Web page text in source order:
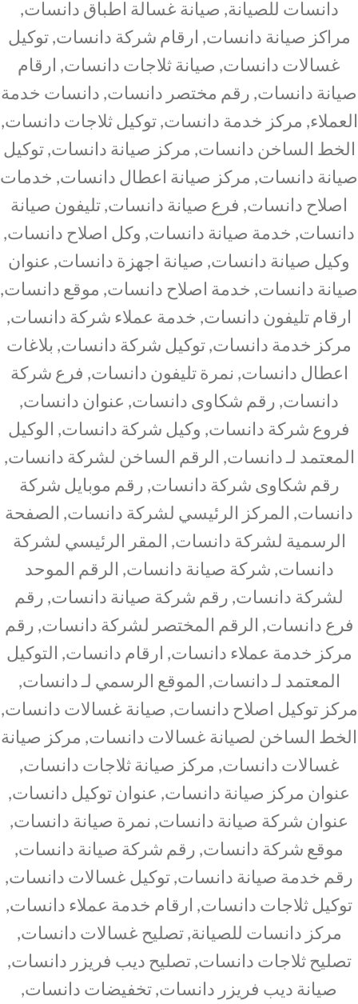
دانسات للصيانة, صيانة غسالة اطباق دانسات,
مراكز صيانة دانسات, ارقام شركة دانسات, توكيل
غسالات دانسات, صيانة ثلاجات دانسات, ارقام
صيانة دانسات, رقم مختصر دانسات, دانسات خدمة
العملاء, مركز خدمة دانسات, توكيل ثلاجات دانسات,
الخط الساخن دانسات, مركز صيانة دانسات, توكيل
صيانة دانسات, مركز صيانة اعطال دانسات, خدمات
اصلاح دانسات, فرع صيانة دانسات, تليفون صيانة
دانسات, خدمة صيانة دانسات, وكل اصلاح دانسات,
وكيل صيانة دانسات, صيانة اجهزة دانسات, عنوان
صيانة دانسات, خدمة اصلاح دانسات, موقع دانسات,
ارقام تليفون دانسات, خدمة عملاء شركة دانسات,
مركز خدمة دانسات, توكيل شركة دانسات, بلاغات
اعطال دانسات, نمرة تليفون دانسات, فرع شركة
دانسات, رقم شكاوى دانسات, عنوان دانسات,
فروع شركة دانسات, وكيل شركة دانسات, الوكيل
المعتمد لـ دانسات, الرقم الساخن لشركة دانسات,
رقم شكاوى شركة دانسات, رقم موبايل شركة
دانسات, المركز الرئيسي لشركة دانسات, الصفحة
الرسمية لشركة دانسات, المقر الرئيسي لشركة
دانسات, شركة صيانة دانسات, الرقم الموحد
لشركة دانسات, رقم شركة صيانة دانسات, رقم
فرع دانسات, الرقم المختصر لشركة دانسات, رقم
مركز خدمة عملاء دانسات, ارقام دانسات, التوكيل
المعتمد لـ دانسات, الموقع الرسمي لـ دانسات,
مركز توكيل اصلاح دانسات, صيانة غسالات دانسات,
الخط الساخن لصيانة غسالات دانسات, مركز صيانة
غسالات دانسات, مركز صيانة ثلاجات دانسات,
عنوان مركز صيانة دانسات, عنوان توكيل دانسات,
عنوان شركة صيانة دانسات, نمرة صيانة دانسات,
موقع شركة دانسات, رقم شركة صيانة دانسات,
رقم خدمة صيانة دانسات, توكيل غسالات دانسات,
توكيل ثلاجات دانسات, ارقام خدمة عملاء دانسات,
مركز دانسات للصيانة, تصليح غسالات دانسات,
تصليح ثلاجات دانسات, تصليح ديب فريزر دانسات,
صيانة ديب فريزر دانسات, تخفيضات دانسات,